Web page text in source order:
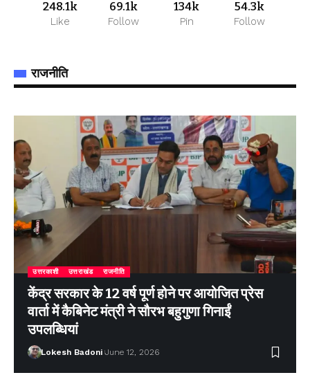
248.1k
Like
69.1k
Follow
134k
Pin
54.3k
Follow
राजनीति
उत्तरकाशी उत्तराखंड राजनीति
केंद्र सरकार के 12 वर्ष पूर्ण होने पर आयोजित प्रेस
वार्ता में कैबिनेट मंत्री ने सौरभ बहुगुणा गिनाईं
उपलब्धियां
Lokesh Badoni June 12, 2026